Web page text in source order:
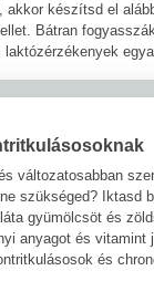
akkor készítsd el
Bátran
változatosabban
szükséged? Iktasd
gyümölcsöt és
anyagot és vitamint
és